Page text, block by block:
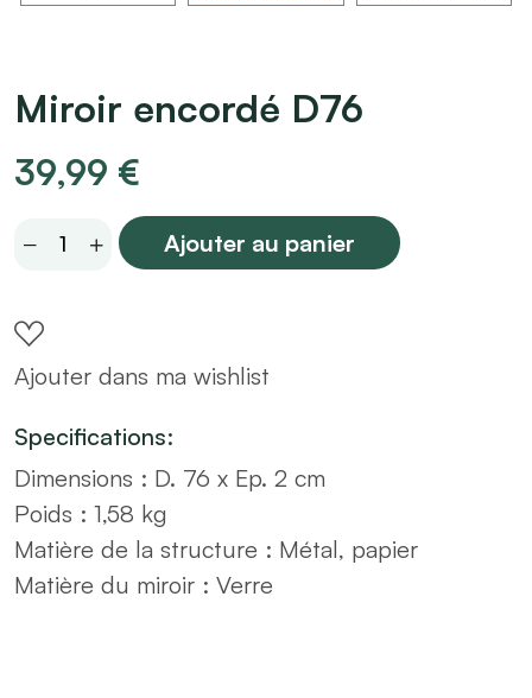
Miroir encordé D76
39,99 €
Miroir
quantity
Ajouter au panier
Ajouter dans ma wishlist
Specifications:
Dimensions : D. 76 x Ep. 2 cm
Poids : 1,58 kg
Matière de la structure : Métal, papier
Matière du miroir : Verre